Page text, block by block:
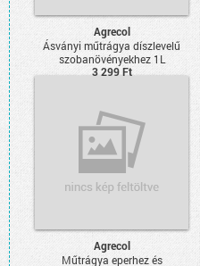
Agrecol
Ásványi műtrágya díszlevelű
szobanövényekhez 1L
3 299 Ft
Agrecol
Műtrágya eperhez és